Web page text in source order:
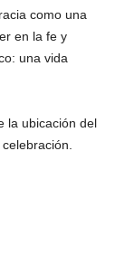
como una
en la fe y
una vida
la ubicación del